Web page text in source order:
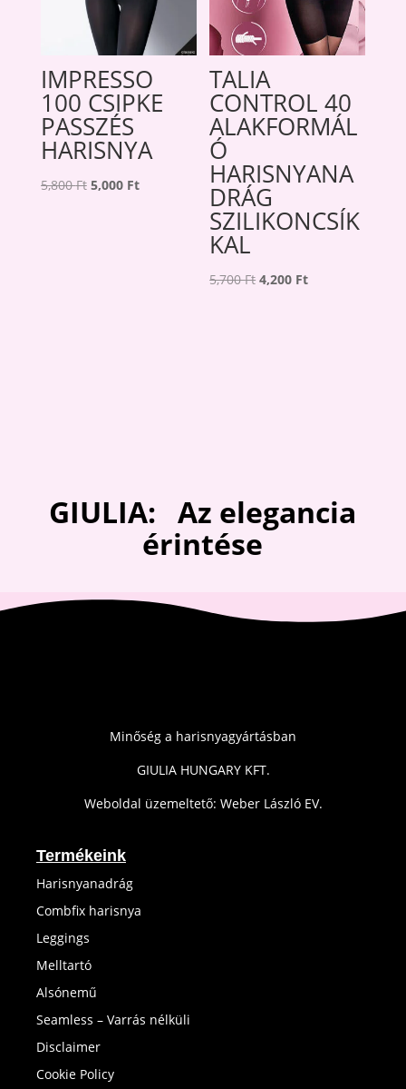
IMPRESSO
100 CSIPKE
PASSZÉS
HARISNYA
5,800Ft Original
5,000 FtCurrent
TALIA
CONTROL 40
ALAKFORMÁL
Ó
HARISNYANA
DRÁG
SZILIKONCSÍK
KAL
5,700Ft Original
4,200 FtCurrent
GIULIA: Az elegancia
érintése
Minőség a harisnyagyártásban
GIULIA HUNGARY KFT.
Weboldal üzemeltető: Weber László EV.
Termékeink
Harisnyanadrág
Combfix harisnya
Leggings
Melltartó
Alsónemű
Seamless – Varrás nélküli
Disclaimer
Cookie Policy